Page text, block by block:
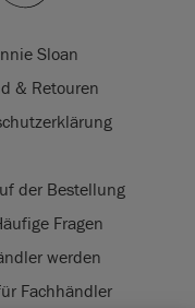
Sloan
& Retouren
der Bestellung
Fragen
werden
Fachhändler